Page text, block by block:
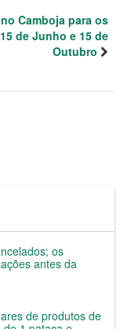
Camboja para os
de Junho e 15 de
Outubro
os
antes da
de produtos de